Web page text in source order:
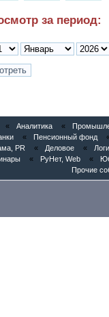
за период:
« Аналитика «
« Пенсионный фонд
PR « Деловое «
« РуНет, Web «
Прочие